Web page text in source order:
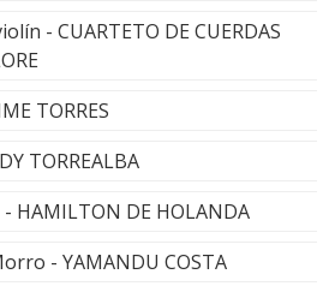
- CUARTETO DE CUERDAS
TORRES
TORREALBA
HAMILTON DE HOLANDA
- YAMANDU COSTA